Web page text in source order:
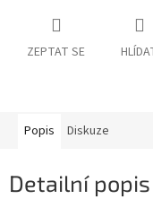
ZEPTAT SE
Popis Diskuze
Detailní